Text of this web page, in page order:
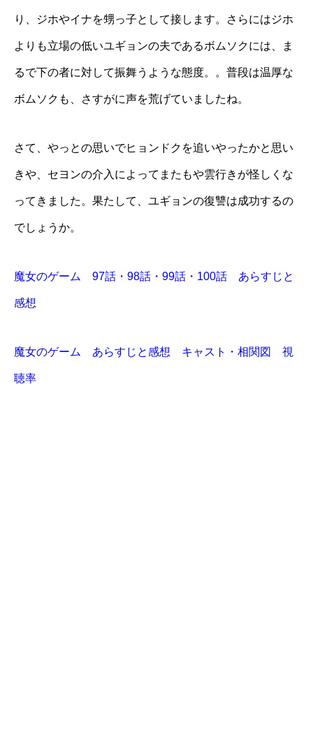
り、ジホやイナを甥っ子として接します。さらにはジホ
よりも立場の低いユギョンの夫であるボムソクには、ま
るで下の者に対して振舞うような態度。。普段は温厚な
ボムソクも、さすがに声を荒げていましたね。
さて、やっとの思いでヒョンドクを追いやったかと思い
きや、セヨンの介入によってまたもや雲行きが怪しくな
ってきました。果たして、ユギョンの復讐は成功するの
でしょうか。
魔女のゲーム 97話・98話・99話・100話 あらすじと
感想
魔女のゲーム あらすじと感想 キャスト・相関図 視
聴率